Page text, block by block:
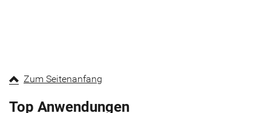
Zum Seitenanfang
Top Anwendungen